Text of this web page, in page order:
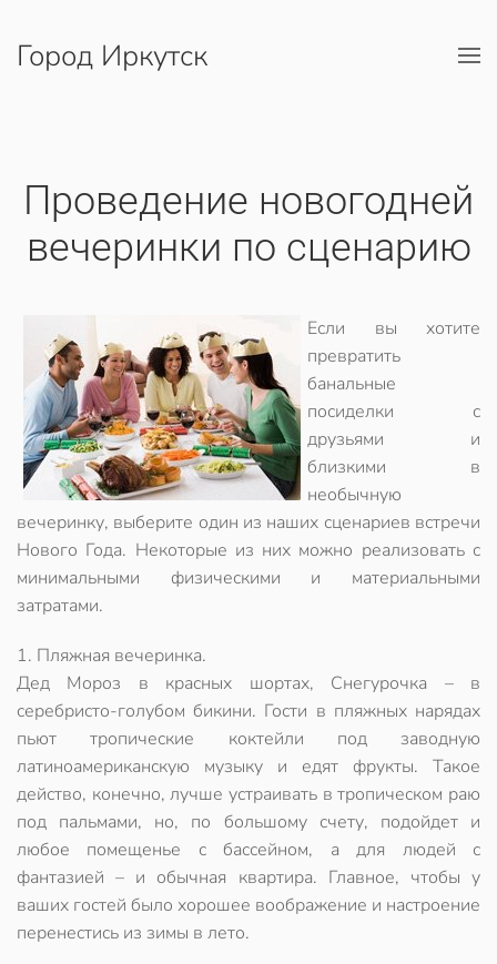
Перейти к содержимому
Город Иркутск
Проведение новогодней
вечеринки по сценарию
Если вы хотите
превратить
банальные
посиделки с
друзьями и
близкими в
необычную
вечеринку, выберите один из наших сценариев встречи
Нового Года. Некоторые из них можно реализовать с
минимальными физическими и материальными
затратами.
1. Пляжная вечеринка.
Дед Мороз в красных шортах, Снегурочка – в
серебристо-голубом бикини. Гости в пляжных нарядах
пьют тропические коктейли под заводную
латиноамериканскую музыку и едят фрукты. Такое
действо, конечно, лучше устраивать в тропическом раю
под пальмами, но, по большому счету, подойдет и
любое помещенье с бассейном, а для людей с
фантазией – и обычная квартира. Главное, чтобы у
ваших гостей было хорошее воображение и настроение
перенестись из зимы в лето.